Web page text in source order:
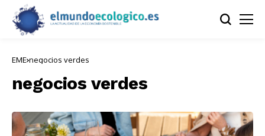
EME negocios verdes
negocios verdes